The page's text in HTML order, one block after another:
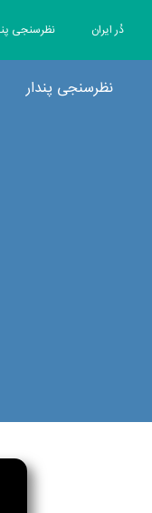
دُر ایران نظرسنجی
نظرسنجی پندار